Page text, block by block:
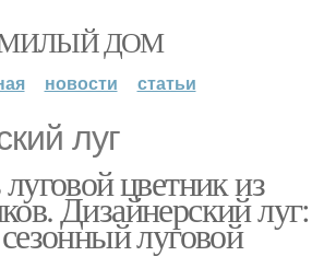
ДОМ
новости статьи
луг
цветник из
Дизайнерский луг:
луговой